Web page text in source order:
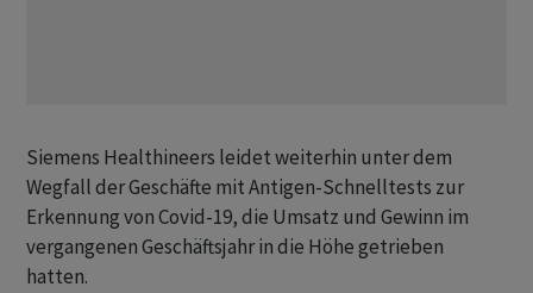
Siemens Healthineers leidet weiterhin unter dem
Wegfall der Geschäfte mit Antigen-Schnelltests zur
Erkennung von Covid-19, die Umsatz und Gewinn im
vergangenen Geschäftsjahr in die Höhe getrieben
hatten.